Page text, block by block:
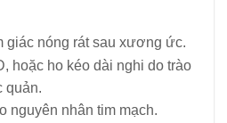
giác nóng rát sau xương ức.
hoặc ho kéo dài nghi do trào
quản.
nguyên nhân tim mạch.